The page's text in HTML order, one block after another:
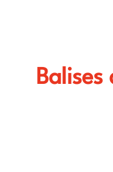
Balises